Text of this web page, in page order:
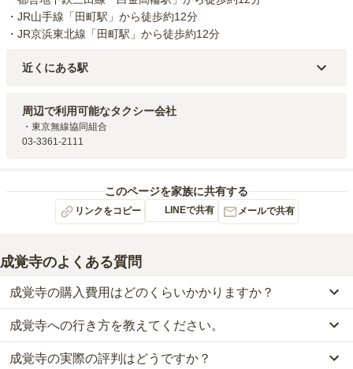
・JR山手線「田町駅」から徒歩約12分
・JR京浜東北線「田町駅」から徒歩約12分
近くにある駅
都営浅草線・都営三田線
三田駅（1.1km
東京メトロ南北線・都営三田線
JR東海道本線(東京～熱海)・JR山手線・JR横須賀線・JR成田エクスプレ
周辺で利用可能なタクシー会社
・東京無線協同組合
03-3361-2111
このページを家族に共有する
リンクをコピー LINEで共有 メールで共有
成覚寺のよくある質問
成覚寺の購入費用はどのくらいかかりますか？
成覚寺では、一般墓が約120万円からお求めいただけます。
なお、成覚寺がある東京都の相場は、一般墓が約168万円（墓石代
別途）です。
成覚寺への行き方を教えてください。
公共交通機関の場合、都営地下鉄浅草線「泉岳寺駅」から徒歩約3
成覚寺の実際の評判はどうですか？